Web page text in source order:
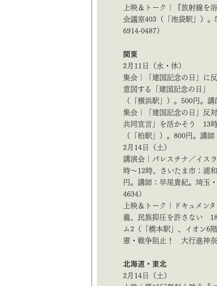
上映＆トーク｜『放射線を
会議室403（「池袋駅」）
6914-0487）
関東
2月11日（水・休）
集会｜「建国記念の日」に
意図する「建国記念の日」
（「横浜駅」）。500円。
集会｜「建国記念の日」
共同宣言」を活かそう 13
（「柏駅」）。800円。講
2月14日（土）
講演会｜パレスチナ／イス
時～12時、さいたま市：浦
円。講師：早尾貴紀。埼玉
4634）
上映＆トーク｜ドキュメン
義、民族抑圧を許さない
ム2（「橋本駅」、イオン6
憲・戦争阻止！ 大行進神
北海道・東北
2月14日（土）